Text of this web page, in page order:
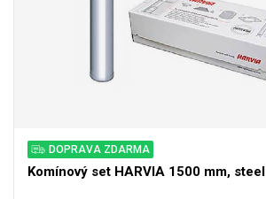
DOPRAVA ZDARMA
Komínový set HARVIA 1500 mm, steel